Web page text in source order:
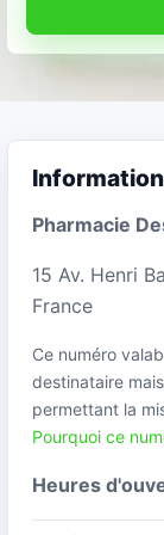
Pharmacie
15 Av. Henri
France
Ce numéro
destinataire
permettant la
Pourquoi ce
Heures